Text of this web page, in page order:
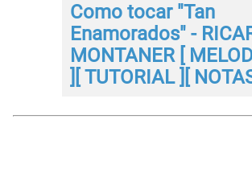
Como tocar "Tan
Enamorados" -
MONTANER [
][ TUTORIAL ][ NOTAS